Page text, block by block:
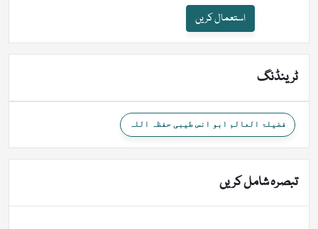
استعمال کریں
ٹرینڈنگ
فضیلۃ العالم ابو انس طیبی حفظہ اللہ
تبصرہ شامل کریں